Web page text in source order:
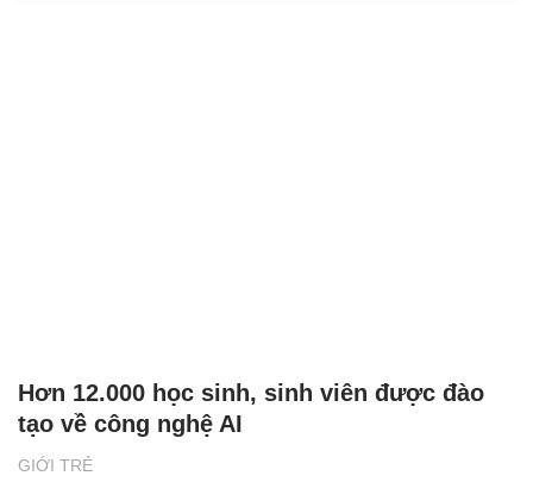
GIỚI TRẺ
Hơn 12.000 học sinh, sinh viên được đào
tạo về công nghệ AI